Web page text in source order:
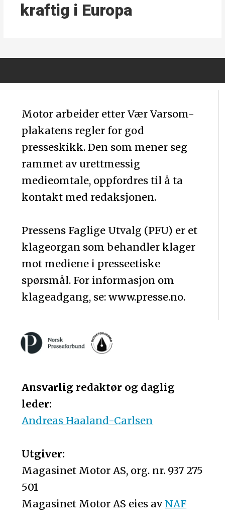
kraftig i Europa
Motor arbeider etter Vær Varsom-
plakatens regler for god
presseskikk. Den som mener seg
rammet av urettmessig
medieomtale, oppfordres til å ta
kontakt med redaksjonen.
Pressens Faglige Utvalg (PFU) er et
klageorgan som behandler klager
mot mediene i presseetiske
spørsmål. For informasjon om
klageadgang, se: www.presse.no.
Ansvarlig redaktør og daglig
leder:
Andreas Haaland-Carlsen
Utgiver:
Magasinet Motor AS, org. nr. 937 275
501
Magasinet Motor AS eies av NAF